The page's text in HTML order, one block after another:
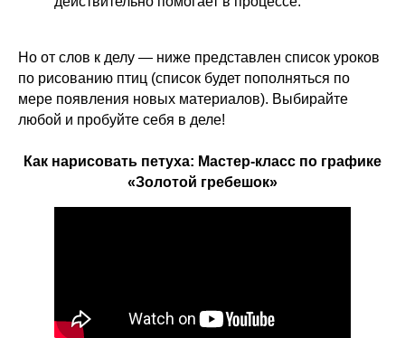
Но от слов к делу — ниже представлен список уроков
по рисованию птиц (список будет пополняться по
мере появления новых материалов). Выбирайте
любой и пробуйте себя в деле!
Как нарисовать петуха: Мастер-класс по графике
«Золотой гребешок»